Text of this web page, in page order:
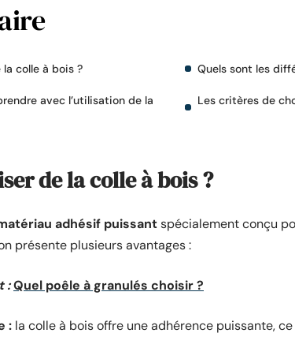
colle à bois ? Quels sont les
avec l’utilisation de la
Les critères de
de la colle à bois ?
adhésif puissantspécialement conçu
présente plusieurs avantages :
:Quel poêle à granulés choisir ?
: la colle à bois offre une adhérence puissante,